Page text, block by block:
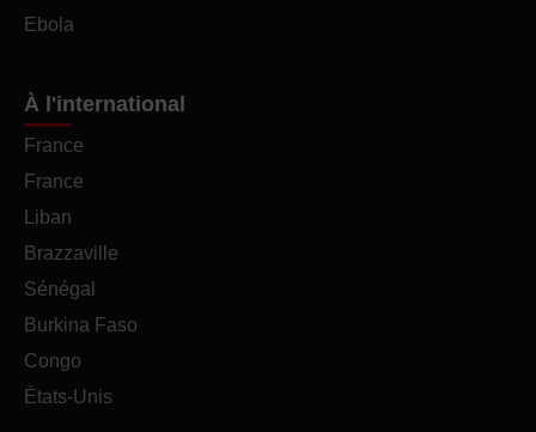
Ebola
À l'international
France
France
Liban
Brazzaville
Sénégal
Burkina Faso
Congo
États-Unis